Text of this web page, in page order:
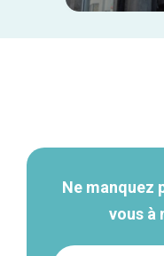
Ne manquez
vous à